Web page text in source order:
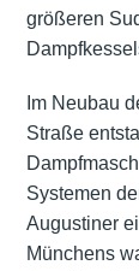
größeren
Im Neubau
Straße
Systemen
Augustiner
Münchens